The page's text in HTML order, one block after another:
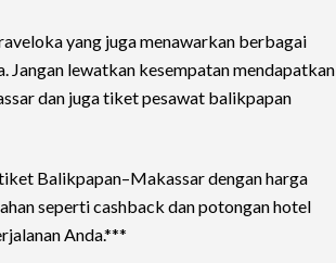
yang juga menawarkan berbagai
Jangan lewatkan kesempatan mendapatkan
dan juga tiket pesawat balikpapan
Balikpapan–Makassar dengan harga
seperti cashback dan potongan hotel
Anda.***